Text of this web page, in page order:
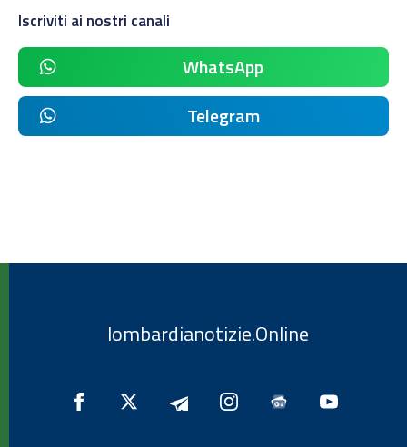
Iscriviti ai nostri canali
WhatsApp
Telegram
lombardianotizie.Online